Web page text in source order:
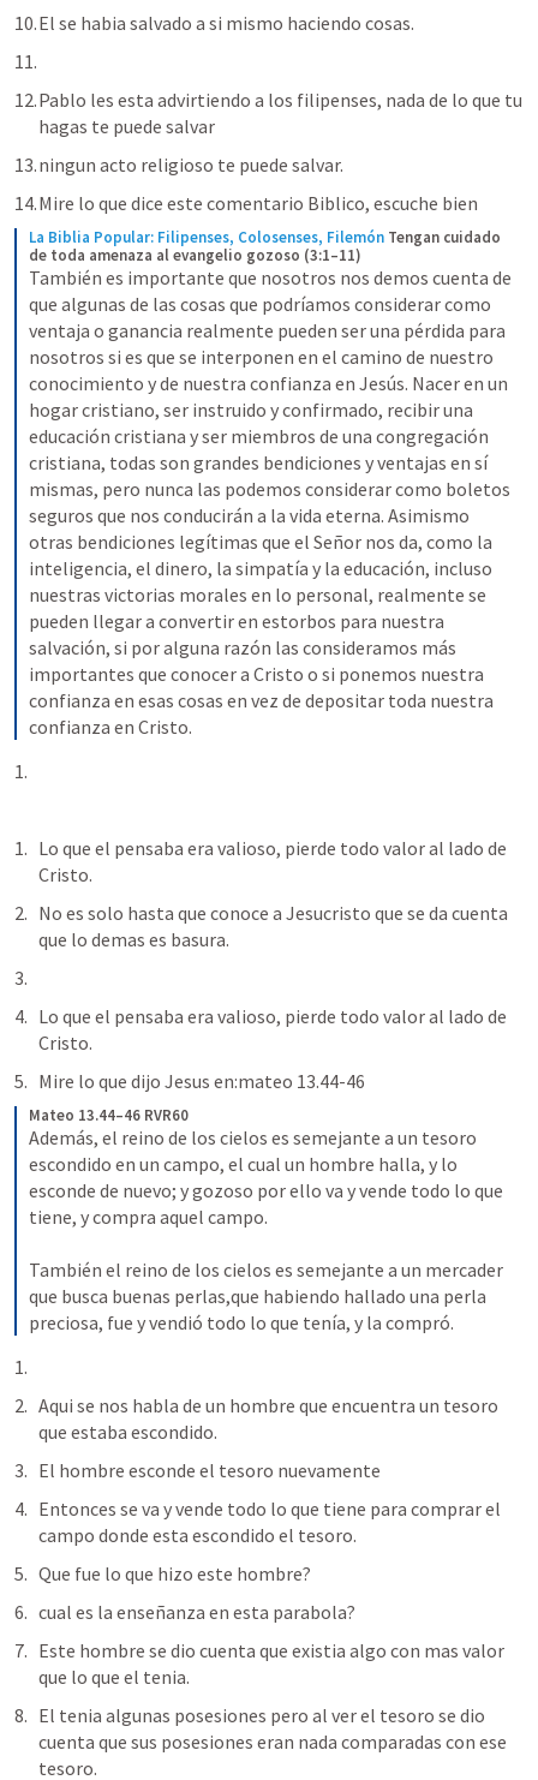
El se habia salvado a si mismo haciendo cosas.
Pablo les esta advirtiendo a los filipenses, nada de lo que tu
hagas te puede salvar
ningun acto religioso te puede salvar.
Mire lo que dice este comentario Biblico, escuche bien
La Biblia Popular: Filipenses, Colosenses, Filemón Tengan cuidado
de toda amenaza al evangelio gozoso (3:1–11)
También es importante que nosotros nos demos cuenta de
que algunas de las cosas que podríamos considerar como
ventaja o ganancia realmente pueden ser una pérdida para
nosotros si es que se interponen en el camino de nuestro
conocimiento y de nuestra confianza en Jesús. Nacer en un
hogar cristiano, ser instruido y confirmado, recibir una
educación cristiana y ser miembros de una congregación
cristiana, todas son grandes bendiciones y ventajas en sí
mismas, pero nunca las podemos considerar como boletos
seguros que nos conducirán a la vida eterna. Asimismo
otras bendiciones legítimas que el Señor nos da, como la
inteligencia, el dinero, la simpatía y la educación, incluso
nuestras victorias morales en lo personal, realmente se
pueden llegar a convertir en estorbos para nuestra
salvación, si por alguna razón las consideramos más
importantes que conocer a Cristo o si ponemos nuestra
confianza en esas cosas en vez de depositar toda nuestra
confianza en Cristo.
Lo que el pensaba era valioso, pierde todo valor al lado de
Cristo.
No es solo hasta que conoce a Jesucristo que se da cuenta
que lo demas es basura.
Lo que el pensaba era valioso, pierde todo valor al lado de
Cristo.
Mire lo que dijo Jesus en:mateo 13.44-46
Mateo 13.44–46 RVR60
Además, el reino de los cielos es semejante a un tesoro
escondido en un campo, el cual un hombre halla, y lo
esconde de nuevo; y gozoso por ello va y vende todo lo que
tiene, y compra aquel campo.
También el reino de los cielos es semejante a un mercader
que busca buenas perlas,que habiendo hallado una perla
preciosa, fue y vendió todo lo que tenía, y la compró.
Aqui se nos habla de un hombre que encuentra un tesoro
que estaba escondido.
El hombre esconde el tesoro nuevamente
Entonces se va y vende todo lo que tiene para comprar el
campo donde esta escondido el tesoro.
Que fue lo que hizo este hombre?
cual es la enseñanza en esta parabola?
Este hombre se dio cuenta que existia algo con mas valor
que lo que el tenia.
El tenia algunas posesiones pero al ver el tesoro se dio
cuenta que sus posesiones eran nada comparadas con ese
tesoro.